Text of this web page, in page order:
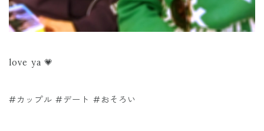
love ya 💗
#カップル #デート #おそろい